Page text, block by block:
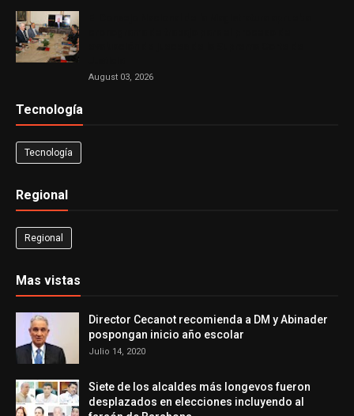
August 03, 2026
Tecnología
Tecnología
Regional
Regional
Mas vistas
Director Cecanot recomienda a DM y Abinader
pospongan inicio año escolar
Julio 14, 2020
Siete de los alcaldes más longevos fueron
desplazados en elecciones incluyendo al